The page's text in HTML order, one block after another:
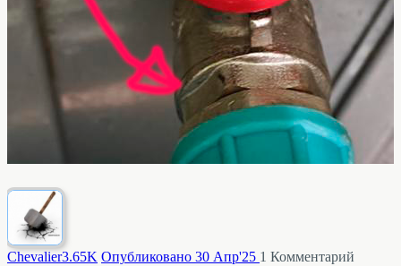
Chevalier3.65K Опубликовано 30 Апр'25 1 Комментарий